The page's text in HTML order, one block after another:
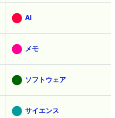
AI
メモ
ソフトウェア
サイエンス